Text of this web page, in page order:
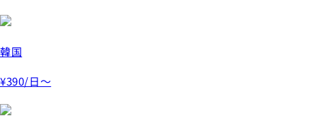
韓国
¥390/日～